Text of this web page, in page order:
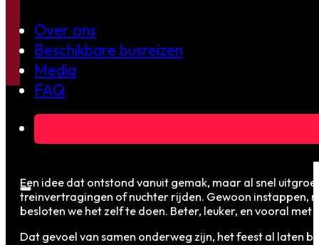
Over ons
Beschikbare busreizen
Media
FAQ
Het begon allemaal met een simpele gedachte…
"ALS WE TOCH MET Z’N
Een idee dat ontstond vanuit gemak, maar al snel
treinvertragingen of nuchter rijden. Gewoon instappen,
besloten we het zelf te doen. Beter, leuker, en vooral met
Dat gevoel van samen onderweg zijn, het feest al laten